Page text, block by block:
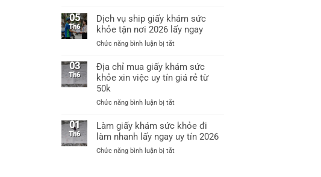
từ
60k
thông
tư
cấp
huyện
tín
sao
cần
làm
giấy
sức
khỏe
khi
xin
việc
05
Th6
Dịch vụ ship giấy khám sức
khỏe tận nơi 2026 lấy ngay
Chức năng bình luận bị tắtở
vụ
ship
giấy
sức
tận
nơi
03
Th6
Địa chỉ mua giấy khám sức
khỏe xin việc uy tín giá rẻ từ
50k
Chức năng bình luận bị tắtở
chỉ
giấy
khám
01
Th6
Làm giấy khám sức khỏe đi
làm nhanh lấy ngay uy tín 2026
Chức năng bình luận bị tắtở